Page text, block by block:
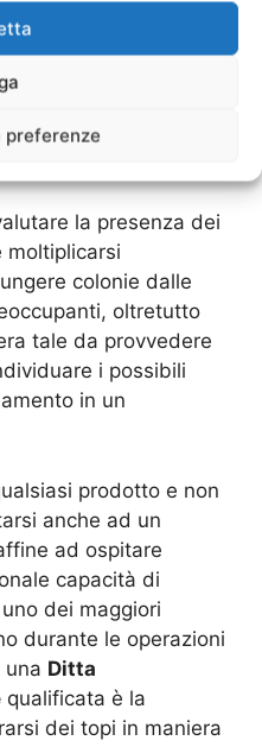
preferenze
ratti non hanno alcun
di luoghi abitati,
in altri luoghi in cui la
la presenza dei
moltiplicarsi
colonie dalle
oltretutto
tale da provvedere
i possibili
in un
prodotto e non
anche ad un
ad ospitare
capacità di
dei maggiori
durante le operazioni
una Ditta
qualificata è la
dei topi in maniera